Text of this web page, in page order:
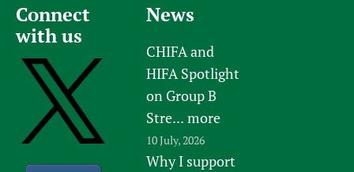
Connect
with us
News
CHIFA and
HIFA Spotlight
on Group B
Stre... more
10 July, 2026
Why I support